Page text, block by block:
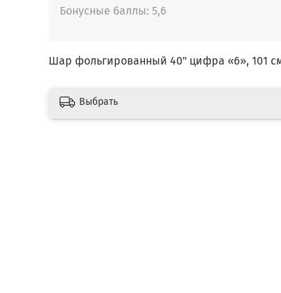
Бонусные баллы: 5,6
Шар фольгированный 40" цифра «6», 101
Выбрать